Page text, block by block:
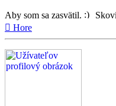
Aby som sa zasvätil.
Hore